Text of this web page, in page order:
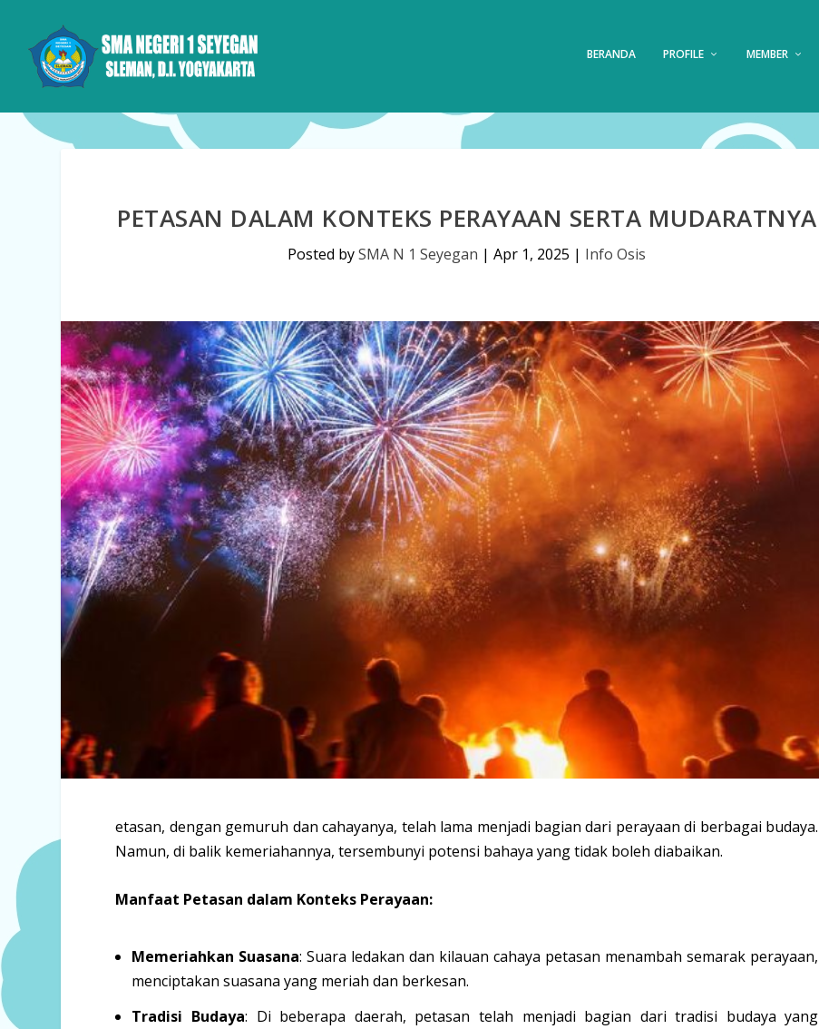
BERANDA PROFILE MEMBER
PETASAN DALAM KONTEKS PERAYAAN SERTA MUDARATNYA
Posted bySMA N 1 Seyegan |Apr 1, 2025 | Info Osis
etasan, dengan gemuruh dan cahayanya, telah lama menjadi bagian dari perayaan di berbagai budaya.
Namun, di balik kemeriahannya, tersembunyi potensi bahaya yang tidak boleh diabaikan.
Manfaat Petasan dalam Konteks Perayaan:
Memeriahkan Suasana: Suara ledakan dan kilauan cahaya petasan menambah semarak perayaan,
menciptakan suasana yang meriah dan berkesan.
Tradisi Budaya: Di beberapa daerah, petasan telah menjadi bagian dari tradisi budaya yang